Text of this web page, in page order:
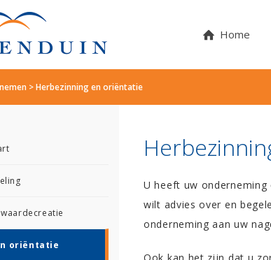
Home
>Herbezinning en oriëntatie
oriëntatie
U heeft uw
wilt advies over en
onderneming aan uw